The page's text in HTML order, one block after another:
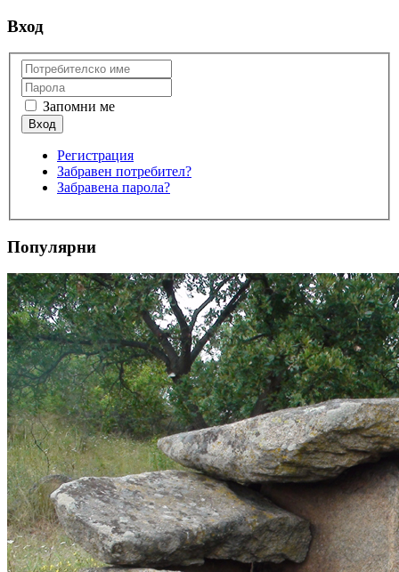
Вход
Запомни ме
Регистрация
Забравен потребител?
Забравена парола?
Популярни